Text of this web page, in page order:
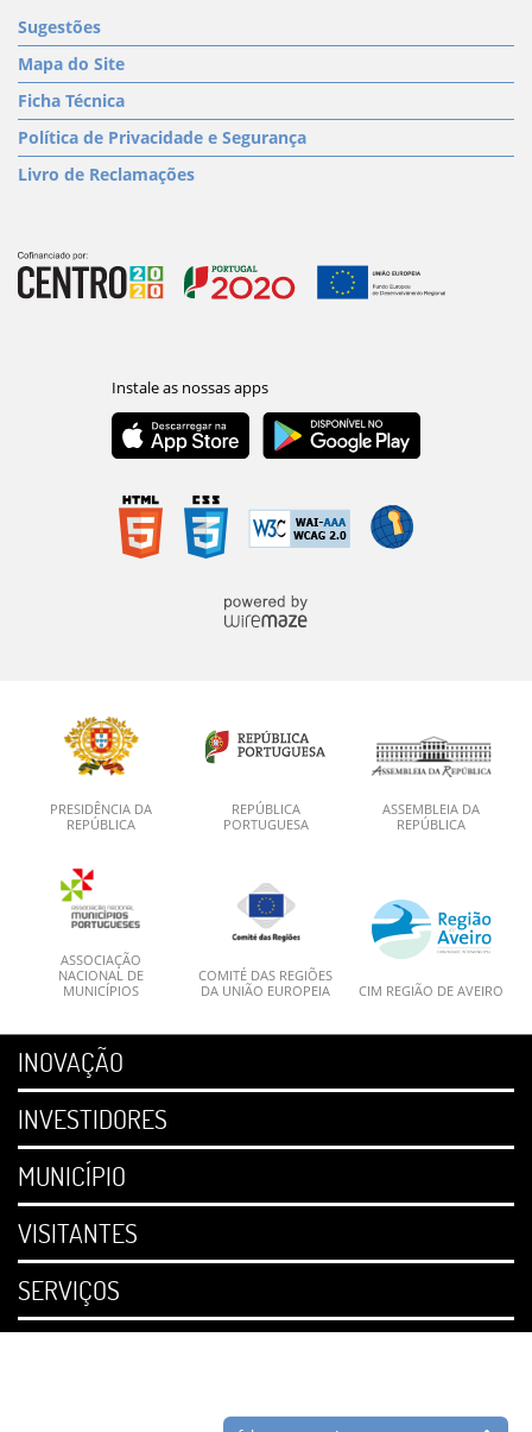
Sugestões
Mapa do Site
Ficha Técnica
Política de Privacidade e Segurança
Livro de Reclamações
PRESIDÊNCIA DA
REPÚBLICA
REPÚBLICA
PORTUGUESA
ASSEMBLEIA DA
REPÚBLICA
ASSOCIAÇÃO
NACIONAL DE
MUNICÍPIOS
COMITÉ DAS REGIÕES
DA UNIÃO EUROPEIA
CIM REGIÃO DE AVEIRO
INOVAÇÃO
INVESTIDORES
MUNICÍPIO
VISITANTES
SERVIÇOS